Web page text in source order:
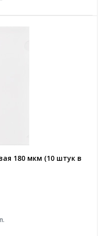
180 мкм (10 штук в